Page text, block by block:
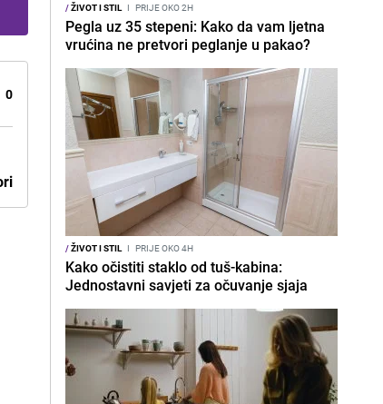
0
/ŽIVOT I STIL I PRIJE OKO 2H
Pegla uz 35 stepeni: Kako da vam ljetna
vrućina ne pretvori peglanje u pakao?
/ŽIVOT I STIL I PRIJE OKO 4H
Kako očistiti staklo od tuš-kabina:
Jednostavni savjeti za očuvanje sjaja